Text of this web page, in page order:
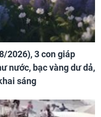
2026), 3 con giáp
nước, bạc vàng dư dả,
sáng